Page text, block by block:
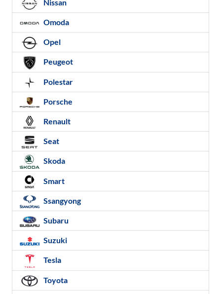
Nissan
Omoda
Opel
Peugeot
Polestar
Porsche
Renault
Seat
Skoda
Smart
Ssangyong
Subaru
Suzuki
Tesla
Toyota